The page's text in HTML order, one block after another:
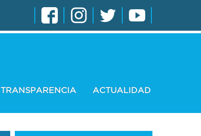
TRANSPARENCIA ACTUALIDAD